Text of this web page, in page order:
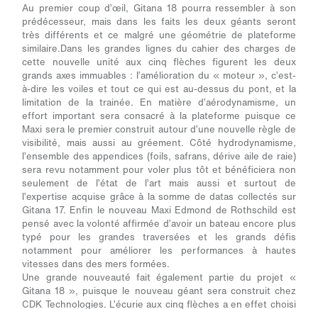
Au premier coup d’œil, Gitana 18 pourra ressembler à son
prédécesseur, mais dans les faits les deux géants seront
très différents et ce malgré une géométrie de plateforme
similaire.Dans les grandes lignes du cahier des charges de
cette nouvelle unité aux cinq flèches figurent les deux
grands axes immuables : l’amélioration du « moteur », c’est-
à-dire les voiles et tout ce qui est au-dessus du pont, et la
limitation de la trainée. En matière d’aérodynamisme, un
effort important sera consacré à la plateforme puisque ce
Maxi sera le premier construit autour d’une nouvelle règle de
visibilité, mais aussi au gréement. Côté hydrodynamisme,
l’ensemble des appendices (foils, safrans, dérive aile de raie)
sera revu notamment pour voler plus tôt et bénéficiera non
seulement de l’état de l’art mais aussi et surtout de
l’expertise acquise grâce à la somme de datas collectés sur
Gitana 17. Enfin le nouveau Maxi Edmond de Rothschild est
pensé avec la volonté affirmée d’avoir un bateau encore plus
typé pour les grandes traversées et les grands défis
notamment pour améliorer les performances à hautes
vitesses dans des mers formées.
Une grande nouveauté fait également partie du projet «
Gitana 18 », puisque le nouveau géant sera construit chez
CDK Technologies. L’écurie aux cinq flèches a en effet choisi